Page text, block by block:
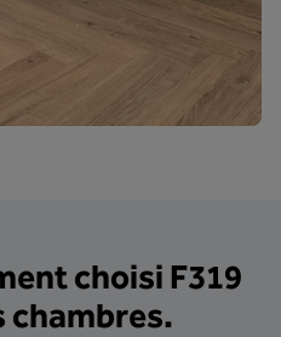
choisi F319
chambres.